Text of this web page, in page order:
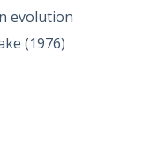
evolution
(1976)